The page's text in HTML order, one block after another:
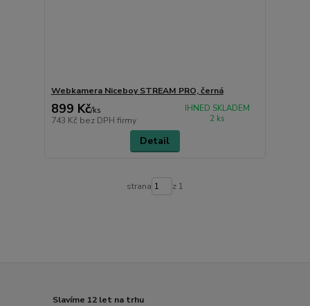
Webkamera Niceboy STREAM PRO, černá
899 Kč/ks
743 Kč bez DPH firmy
IHNED SKLADEM
2 ks
Detail
strana z 1
Slavíme 12 let na trhu